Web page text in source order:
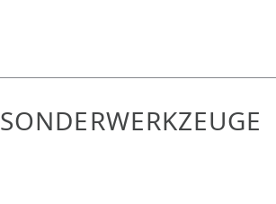
SONDERWERKZEUGE